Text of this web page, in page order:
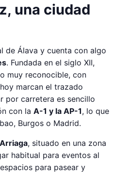
una ciudad
de Álava y cuenta con algo
. Fundada en el siglo XII,
muy reconocible, con
marcan el trazado
por carretera es sencillo
con la A-1 y la AP-1, lo que
Burgos o Madrid.
, situado en una zona
habitual para eventos al
para pasear y